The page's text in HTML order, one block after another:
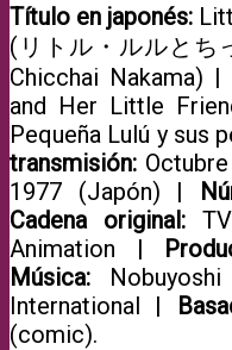
Título en japonés:
(リトル・ルルとち
Chicchai Nakama) |
and Her Little
Pequeña Lulú y sus
transmisión:
1977 (Japón) |
Cadena original:
Animation |
Música:
International |
(comic).